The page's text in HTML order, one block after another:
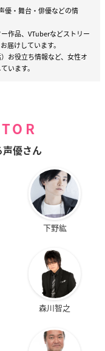
優・舞台・俳優などの情
作品、VTuberなどストリー
届けしています。
お役立ち情報など、女性オ
います。
声優さん
下野紘
森川智之